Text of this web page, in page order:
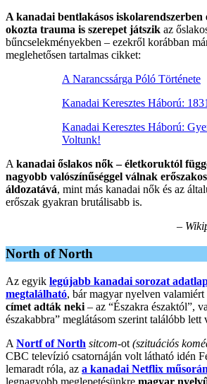
A kanadai bentlakásos iskolarendszerben
okozta trauma is szerepet játszik az
bűncselekményekben – ezekről korábban
meglehetősen tartalmas cikket:
A Narancssárga Póló Története
Kanadai Keresztes Háború:
Kanadai Keresztes Háború:
Voltunk!
Akanadai őslakos nők – életkoruktól
nagyobb valószínűséggel válnak
áldozatává, mint más kanadai nők és az
erőszak gyakran brutálisabb is.
–
North of North
Az egyik legújabb kanadai sorozat
megtalálható, bár magyar nyelven valamiért
címet adták neki – az “Északra északtól”,
északabbra” meglátásom szerint találóbb lett
A Nortf of North sitcom-ot (szituációs
CBC televízió csatornáján volt látható idén
lemaradt róla, az a kanadai Netflix
legnagyobb meglepetésünkre magyar